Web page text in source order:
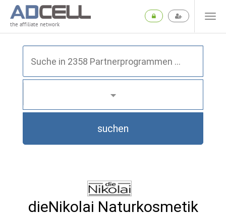
the affiliate network
suchen
dieNikolai Naturkosmetik